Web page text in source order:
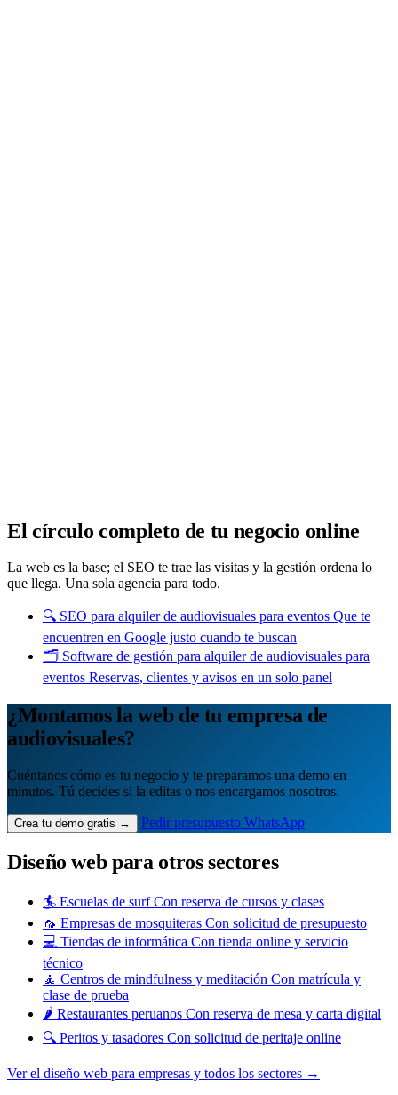
El círculo completo de tu negocio online
La web es la base; el SEO te trae las visitas y la gestión ordena lo
que llega. Una sola agencia para todo.
🔍 SEO para alquiler de audiovisuales para eventos Que te
encuentren en Google justo cuando te buscan
🗂️ Software de gestión para alquiler de audiovisuales para
eventos Reservas, clientes y avisos en un solo panel
¿Montamos la web de tu empresa de
audiovisuales?
Cuéntanos cómo es tu negocio y te preparamos una demo en
minutos. Tú decides si la editas o nos encargamos nosotros.
Crea tu demo gratis → Pedir presupuesto WhatsApp
Diseño web para otros sectores
🏄 Escuelas de surf Con reserva de cursos y clases
🦟 Empresas de mosquiteras Con solicitud de presupuesto
💻 Tiendas de informática Con tienda online y servicio
técnico
🧘 Centros de mindfulness y meditación Con matrícula y
clase de prueba
🌶️ Restaurantes peruanos Con reserva de mesa y carta digital
🔍 Peritos y tasadores Con solicitud de peritaje online
Ver el diseño web para empresas y todos los sectores →